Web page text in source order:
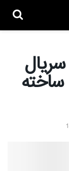
Malcolm In The Middle ساخته